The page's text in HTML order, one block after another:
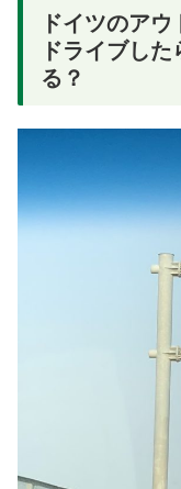
ドイツのア
ドライブし
る？